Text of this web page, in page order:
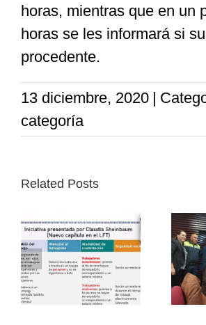
horas, mientras que en un
horas se les informará si
procedente.
13 diciembre, 2020 |
categoría
Related Posts